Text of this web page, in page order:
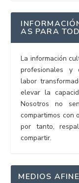
AS PARA
La información
profesionales y
labor
elevar la
Nosotros no
compartimos con
por tanto,
compartir.
MEDIOS